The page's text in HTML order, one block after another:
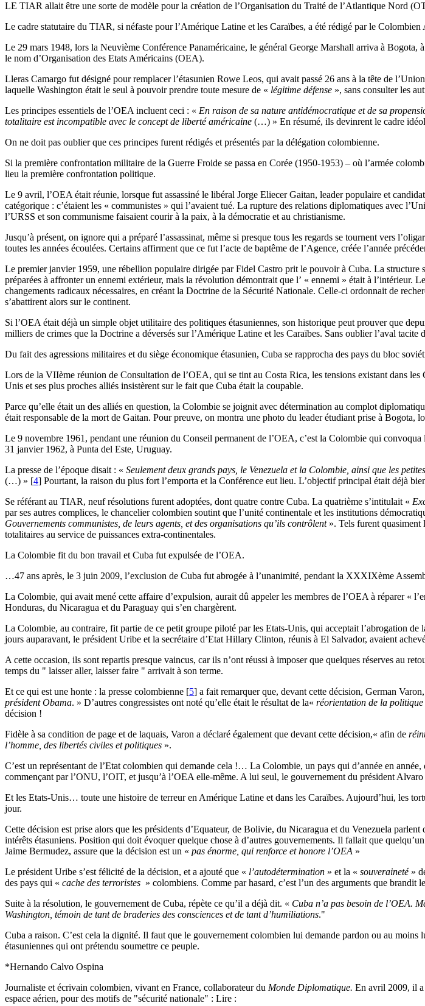
LE TIAR allait être une sorte de modèle pour la création de l’Organisation du Traité de l’Atlantique Nord
Le cadre statutaire du TIAR, si néfaste pour l’Amérique Latine et les Caraïbes, a été rédigé par le
Le 29 mars 1948, lors la Neuvième Conférence Panaméricaine, le général George Marshall arriva à Bogota,
le nom d’Organisation des Etats Américains (OEA).
Lleras Camargo fut désigné pour remplacer l’étasunien Rowe Leos, qui avait passé 26 ans à la tête de
laquelle Washington était le seul à pouvoir prendre toute mesure de « légitime défense », sans consulter les
Les principes essentiels de l’OEA incluent ceci : « En raison de sa nature antidémocratique et de sa
totalitaire est incompatible avec le concept de liberté américaine (…) » En résumé, ils devinrent le cadre
On ne doit pas oublier que ces principes furent rédigés et présentés par la délégation colombienne.
Si la première confrontation militaire de la Guerre Froide se passa en Corée (1950-1953) – où l’armée
lieu la première confrontation politique.
Le 9 avril, l’OEA était réunie, lorsque fut assassiné le libéral Jorge Eliecer Gaitan, leader populaire et
catégorique : c’étaient les « communistes » qui l’avaient tué. La rupture des relations diplomatiques avec
l’URSS et son communisme faisaient courir à la paix, à la démocratie et au christianisme.
Jusqu’à présent, on ignore qui a préparé l’assassinat, même si presque tous les regards se tournent vers
toutes les années écoulées. Certains affirment que ce fut l’acte de baptême de l’Agence, créée l’année
Le premier janvier 1959, une rébellion populaire dirigée par Fidel Castro prit le pouvoir à Cuba. La structure
préparées à affronter un ennemi extérieur, mais la révolution démontrait que l’ « ennemi » était à l’intérieur.
changements radicaux nécessaires, en créant la Doctrine de la Sécurité Nationale. Celle-ci ordonnait de
s’abattirent alors sur le continent.
Si l’OEA était déjà un simple objet utilitaire des politiques étasuniennes, son historique peut prouver que
milliers de crimes que la Doctrine a déversés sur l’Amérique Latine et les Caraïbes. Sans oublier l’aval
Du fait des agressions militaires et du siège économique étasunien, Cuba se rapprocha des pays du bloc
Lors de la VIIème réunion de Consultation de l’OEA, qui se tint au Costa Rica, les tensions existant dans
Unis et ses plus proches alliés insistèrent sur le fait que Cuba était la coupable.
Parce qu’elle était un des alliés en question, la Colombie se joignit avec détermination au complot
était responsable de la mort de Gaitan. Pour preuve, on montra une photo du leader étudiant prise à Bogota,
Le 9 novembre 1961, pendant une réunion du Conseil permanent de l’OEA, c’est la Colombie qui
31 janvier 1962, à Punta del Este, Uruguay.
La presse de l’époque disait : « Seulement deux grands pays, le Venezuela et la Colombie, ainsi que les
(…) » [4] Pourtant, la raison du plus fort l’emporta et la Conférence eut lieu. L’objectif principal était déjà
Se référant au TIAR, neuf résolutions furent adoptées, dont quatre contre Cuba. La quatrième s’intitulait «
par ses autres complices, le chancelier colombien soutint que l’unité continentale et les institutions
Gouvernements communistes, de leurs agents, et des organisations qu’ils contrôlent». Tels furent quasiment
totalitaires au service de puissances extra-continentales.
La Colombie fit du bon travail et Cuba fut expulsée de l’OEA.
…47 ans après, le 3 juin 2009, l’exclusion de Cuba fut abrogée à l’unanimité, pendant la XXXIXème
La Colombie, qui avait mené cette affaire d’expulsion, aurait dû appeler les membres de l’OEA à réparer «
Honduras, du Nicaragua et du Paraguay qui s’en chargèrent.
La Colombie, au contraire, fit partie de ce petit groupe piloté par les Etats-Unis, qui acceptait l’abrogation
jours auparavant, le président Uribe et la secrétaire d’Etat Hillary Clinton, réunis à El Salvador, avaient
A cette occasion, ils sont repartis presque vaincus, car ils n’ont réussi à imposer que quelques réserves au
temps du " laisser aller, laisser faire " arrivait à son terme.
Et ce qui est une honte : la presse colombienne [5] a fait remarquer que, devant cette décision, German
président Obama. » D’autres congressistes ont noté qu’elle était le résultat de la« réorientation de la politique
décision !
Fidèle à sa condition de page et de laquais, Varon a déclaré également que devant cette décision,« afin de
l’homme, des libertés civiles et politiques ».
C’est un représentant de l’Etat colombien qui demande cela !… La Colombie, un pays qui d’année en
commençant par l’ONU, l’OIT, et jusqu’à l’OEA elle-même. A lui seul, le gouvernement du président
Et les Etats-Unis… toute une histoire de terreur en Amérique Latine et dans les Caraïbes. Aujourd’hui, les
jour.
Cette décision est prise alors que les présidents d’Equateur, de Bolivie, du Nicaragua et du Venezuela
intérêts étasuniens. Position qui doit évoquer quelque chose à d’autres gouvernements. Il fallait que
Jaime Bermudez, assure que la décision est un « pas énorme, qui renforce et honore l’OEA »
Le président Uribe s’est félicité de la décision, et a ajouté que « l’autodétermination » et la « souveraineté»
des pays qui « cache des terroristes » colombiens. Comme par hasard, c’est l’un des arguments que
Suite à la résolution, le gouvernement de Cuba, répète ce qu’il a déjà dit. « Cuba n’a pas besoin de l’OEA.
Washington, témoin de tant de braderies des consciences et de tant d’humiliations."
Cuba a raison. C’est cela la dignité. Il faut que le gouvernement colombien lui demande pardon ou au
étasuniennes qui ont prétendu soumettre ce peuple.
*Hernando Calvo Ospina
Journaliste et écrivain colombien, vivant en France, collaborateur du Monde Diplomatique. En avril 2009, il a
espace aérien, pour des motifs de "sécurité nationale" : Lire :